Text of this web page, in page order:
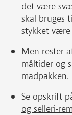
det være
skal bruges
stykket
Men rester
måltider og
madpakken.
Se opskrift
og selleri-